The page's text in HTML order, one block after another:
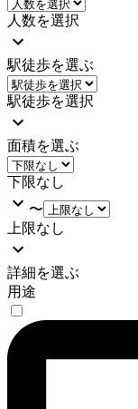
人数を選択
駅徒歩を選ぶ
駅徒歩を選択
面積を選ぶ
下限なし
〜
上限なし
詳細を選ぶ
用途